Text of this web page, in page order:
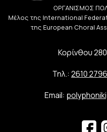
ΟΡΓΑΝΙΣΜΟΣ
Μέλος της International
της European Choral
Κορίνθου
Τηλ.: 2610
Email: